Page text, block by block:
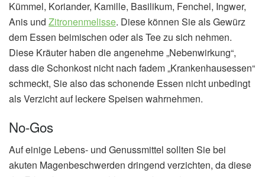
Kümmel, Koriander, Kamille, Basilikum, Fenchel, Ingwer,
Anis und Zitronenmelisse. Diese können Sie als Gewürz
dem Essen beimischen oder als Tee zu sich nehmen.
Diese Kräuter haben die angenehme „Nebenwirkung“,
dass die Schonkost nicht nach fadem „Krankenhausessen“
schmeckt, Sie also das schonende Essen nicht unbedingt
als Verzicht auf leckere Speisen wahrnehmen.
No-Gos
Auf einige Lebens- und Genussmittel sollten Sie bei
akuten Magenbeschwerden dringend verzichten, da diese